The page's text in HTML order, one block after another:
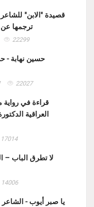
قصيدة "الابن" للشاعر
ترجمها عن
22299
حسين نهابة -
22027
قراءة في رواية
العراقية
17014
لا تطرق الباب –
14006
يا صبر أيوب - الشاعر